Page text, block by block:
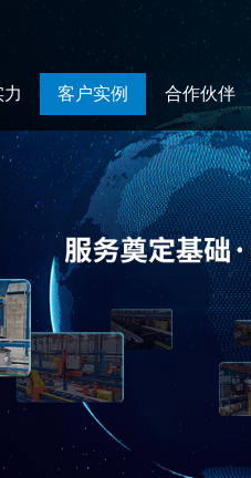
客户实例 合作伙伴